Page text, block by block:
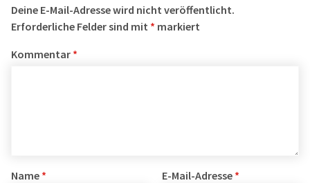
Deine E-Mail-Adresse wird nicht veröffentlicht.
Erforderliche Felder sind mit * markiert
Kommentar *
Name * E-Mail-Adresse *